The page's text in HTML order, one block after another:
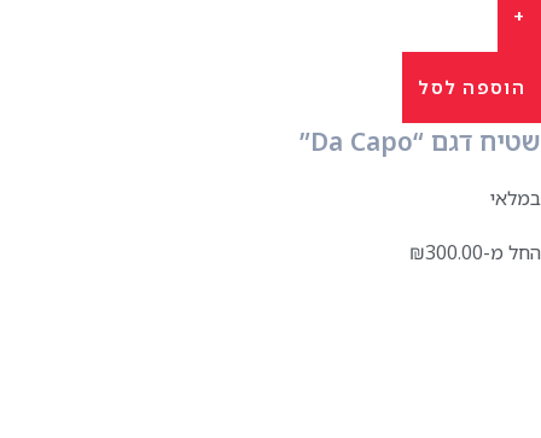
הוספה לסל
שטיח דגם “Da Capo”
במלאי
החל מ- ₪300.00